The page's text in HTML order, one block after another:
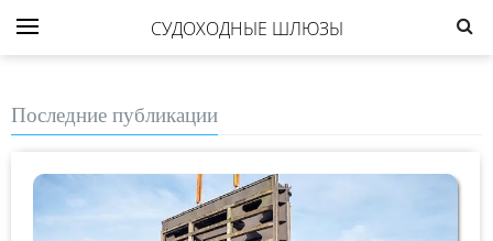
СУДОХОДНЫЕ ШЛЮЗЫ
Последние публикации